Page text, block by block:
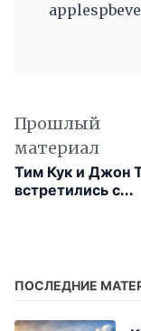
Прошлый
материал
Тим Кук и Джон
встретились с
ПОСЛЕДНИЕ